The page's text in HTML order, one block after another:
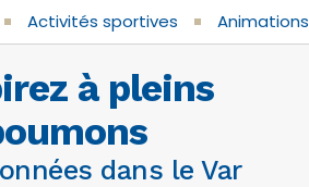
Activités sportives Animations
à pleins
dans le Var